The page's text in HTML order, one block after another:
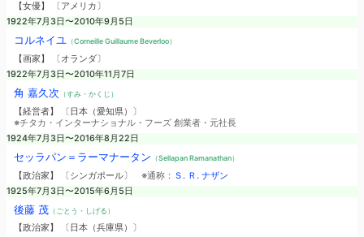
【女優】 〔アメリカ〕
1922年7月3日〜2010年9月5日
コルネイユ （Corneille Guillaume Beverloo）
【画家】 〔オランダ〕
1922年7月3日〜2010年11月7日
角 嘉久次 （すみ・かくじ）
【経営者】 〔日本（愛知県）〕
※チタカ・インターナショナル・フーズ 創業者・元社長
1924年7月3日〜2016年8月22日
セッラパン＝ラーマナータン （Sellapan Ramanathan）
【政治家】 〔シンガポール〕 ※通称： Ｓ. Ｒ. ナザン
1925年7月3日〜2015年6月5日
後藤 茂（ごとう・しげる）
【政治家】 〔日本（兵庫県）〕